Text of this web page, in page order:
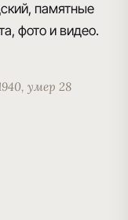
памятные
фото и видео.
умер 28